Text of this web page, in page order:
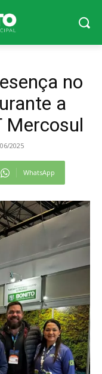
no
a
Mercosul
2025
WhatsApp